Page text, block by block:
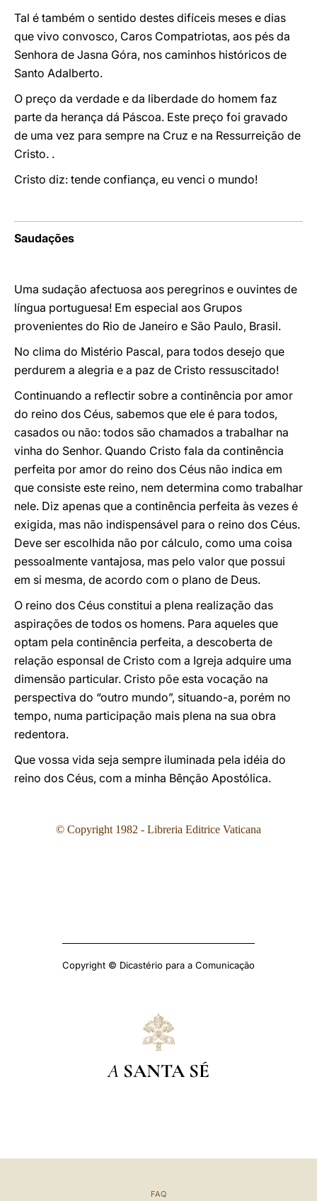
Tal é também o sentido destes difíceis meses e dias
que vivo convosco, Caros Compatriotas, aos pés da
Senhora de Jasna Góra, nos caminhos históricos de
Santo Adalberto.
O preço da verdade e da liberdade do homem faz
parte da herança dá Páscoa. Este preço foi gravado
de uma vez para sempre na Cruz e na Ressurreição de
Cristo. .
Cristo diz: tende confiança, eu venci o mundo!
Saudações
Uma sudação afectuosa aos peregrinos e ouvintes de
língua portuguesa! Em especial aos Grupos
provenientes do Rio de Janeiro e São Paulo, Brasil.
No clima do Mistério Pascal, para todos desejo que
perdurem a alegria e a paz de Cristo ressuscitado!
Continuando a reflectir sobre a continência por amor
do reino dos Céus, sabemos que ele é para todos,
casados ou não: todos são chamados a trabalhar na
vinha do Senhor. Quando Cristo fala da continência
perfeita por amor do reino dos Céus não indica em
que consiste este reino, nem determina como trabalhar
nele. Diz apenas que a continência perfeita às vezes é
exigida, mas não indispensável para o reino dos Céus.
Deve ser escolhida não por cálculo, como uma coisa
pessoalmente vantajosa, mas pelo valor que possui
em si mesma, de acordo com o plano de Deus.
O reino dos Céus constitui a plena realização das
aspirações de todos os homens. Para aqueles que
optam pela continência perfeita, a descoberta de
relação esponsal de Cristo com a Igreja adquire uma
dimensão particular. Cristo põe esta vocação na
perspectiva do “outro mundo”, situando-a, porém no
tempo, numa participação mais plena na sua obra
redentora.
Que vossa vida seja sempre iluminada pela idéia do
reino dos Céus, com a minha Bênção Apostólica.
© Copyright 1982 - Libreria Editrice Vaticana
Copyright © Dicastério para a Comunicação
A SANTA SÉ
FAQ